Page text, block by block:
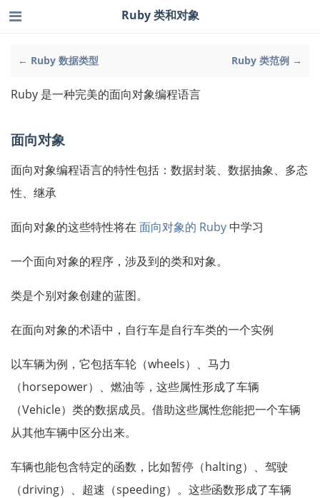
← Ruby 数据类型 Ruby 类范例 →
Ruby 类和对象
Ruby 是一种完美的面向对象编程语言
面向对象
面向对象编程语言的特性包括：数据封装、数据抽象、多态
性、继承
面向对象的这些特性将在 面向对象的 Ruby 中学习
一个面向对象的程序，涉及到的类和对象。
类是个别对象创建的蓝图。
在面向对象的术语中，自行车是自行车类的一个实例
以车辆为例，它包括车轮（wheels）、马力
（horsepower）、燃油等，这些属性形成了车辆
（Vehicle）类的数据成员。借助这些属性您能把一个车辆
从其他车辆中区分出来。
车辆也能包含特定的函数，比如暂停（halting）、驾驶
（driving）、超速（speeding）。这些函数形成了车辆